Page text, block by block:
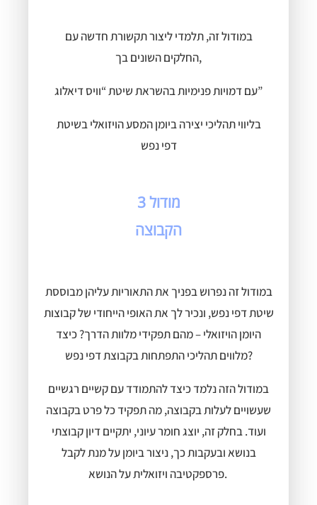
במודול זה, תלמדי ליצור תקשורת חדשה עם
החלקים השונים בך,
עם דמויות פנימיות בהשראת שיטת “וויס דיאלוג”
בליווי תהליכי יצירה ביומן המסע הויזואלי בשיטת
דפי נפש
מודול 3
הקבוצה
במודול זה נפרוש בפניך את התאוריות עליהן מבוססת
שיטת דפי נפש, ונכיר לך אתהאופי הייחודי של קבוצות
היומן הויזואלי – מהם תפקידי מלוות הדרך? כיצד
מלווים תהליכי התפתחות בקבוצת דפי נפש?
במודול הזה נלמד כיצד להתמודד עם קשיים רגשיים
שעשויים לעלות בקבוצה, מה תפקיד כל פרט בקבוצה
ועוד. בחלק זה, יוצג חומר עיוני, יתקיים דיון קבוצתי
בנושא ובעקבות כך, ניצור ביומן על מנת לקבל
פרספקטיבה ויזואלית על הנושא.